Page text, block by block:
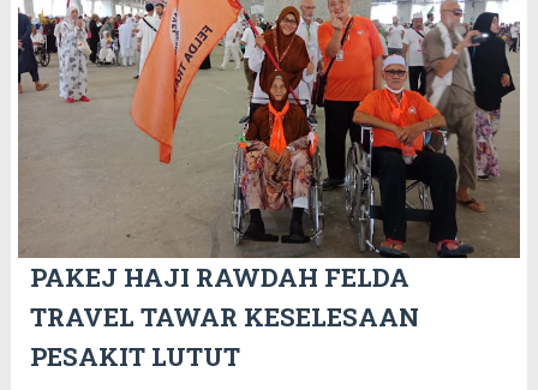
PAKEJ HAJI RAWDAH FELDA
TRAVEL TAWAR KESELESAAN
PESAKIT LUTUT